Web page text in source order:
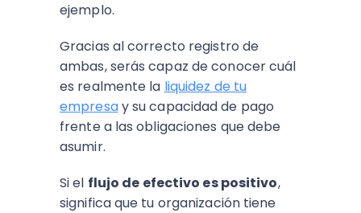
ejemplo.
Gracias al correcto registro de
ambas, serás capaz de conocer cuál
es realmente la liquidez de tu
empresay su capacidad de pago
frente a las obligaciones que debe
asumir.
Si el flujo de efectivo es positivo,
significa que tu organización tiene